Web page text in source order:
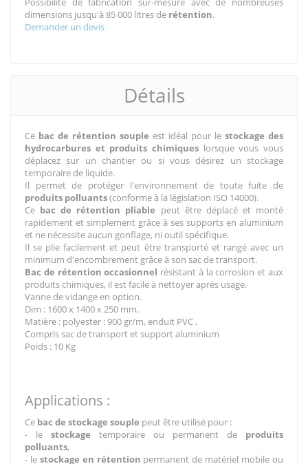
dimensions jusqu'à 85 000 litres de rétention.
Demander un devis
Détails
Ce bac de rétention souple est idéal pour le stockage des
hydrocarbures et produits chimiques lorsque vous vous
déplacez sur un chantier ou si vous désirez un stockage
temporaire de liquide.
Il permet de protéger l'environnement de toute fuite de
produits polluants(conforme à la législation ISO 14000).
Ce bac de rétention pliable peut être déplacé et monté
rapidement et simplement grâce à ses supports en aluminium
et ne nécessite aucun gonflage, ni outil spécifique.
Il se plie facilement et peut être transporté et rangé avec un
minimum d'encombrement grâce à son sac de transport.
Bac de rétention occasionnel résistant à la corrosion et aux
produits chimiques, il est facile à nettoyer après usage.
Vanne de vidange en option.
Dim : 1600 x 1400 x 250 mm,
Matière : polyester : 900 gr/m, enduit PVC ,
Compris sac de transport et support aluminium
Poids : 10 Kg
Applications :
Ce bac de stockage souple peut être utilisé pour :
- le stockage temporaire ou permanent de produits
polluants,
- le stockage en rétention permanent de matériel mobile ou